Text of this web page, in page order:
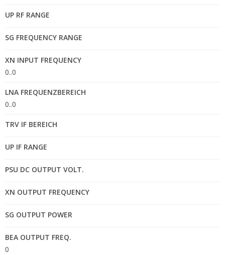
UP RF RANGE
SG FREQUENCY RANGE
XN INPUT FREQUENCY
0..0
LNA FREQUENZBEREICH
0..0
TRV IF BEREICH
UP IF RANGE
PSU DC OUTPUT VOLT.
XN OUTPUT FREQUENCY
SG OUTPUT POWER
BEA OUTPUT FREQ.
0